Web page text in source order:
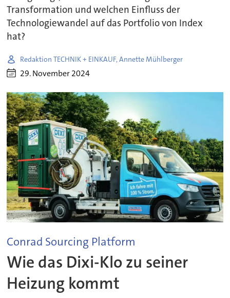
Transformation und welchen Einfluss der
Technologiewandel auf das Portfolio von Index
hat?
Redaktion TECHNIK + EINKAUF, Annette Mühlberger
29. November 2024
Conrad Sourcing Platform
Wie das Dixi-Klo zu seiner
Heizung kommt